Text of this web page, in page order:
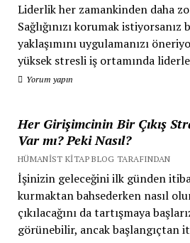
Liderlik her zamankinden daha
Sağlığınızı korumak
yaklaşımını uygulamanızı
yüksek stresli iş ortamında
Yorum yapın
Her Girişimcinin Bir Çıkış
Var mı? Peki Nasıl?
HÜMANIST KITAP BLOG TARAFINDAN
İşinizin geleceğini ilk günden
kurmaktan bahsederken nasıl
çıkılacağını da tartışmaya
görünebilir, ancak başlangıçtan